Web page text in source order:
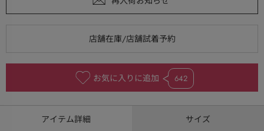
お気に入りに追加 642
アイテム詳細 サイズ